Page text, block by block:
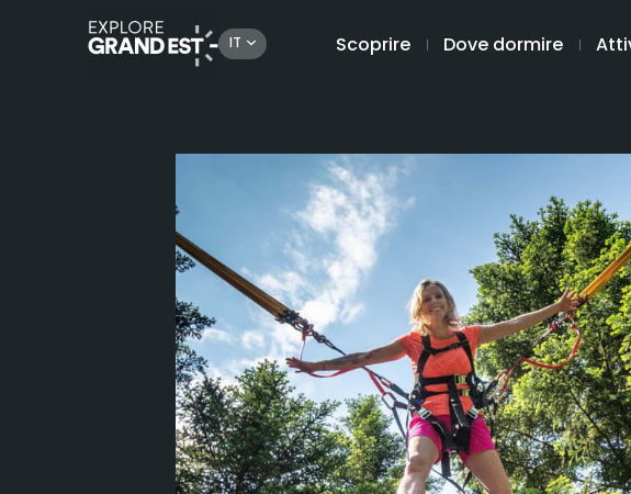
IT Scoprire Dove dormire